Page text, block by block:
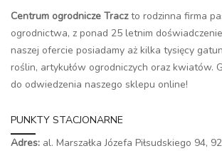
Centrum ogrodnicze Traczto rodzinna firma
ogrodnictwa, z ponad 25 letnim
naszej ofercie posiadamy aż kilka tysięcy
roślin, artykułów ogrodniczych oraz kwiatów.
do odwiedzenia naszego sklepu online!
PUNKTY STACJONARNE
Adres: al. Marszałka Józefa Piłsudskiego 94,